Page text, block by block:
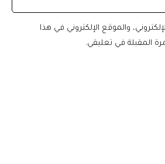
والموقع الإلكتروني في هذا
المقبلة في تعليقي.